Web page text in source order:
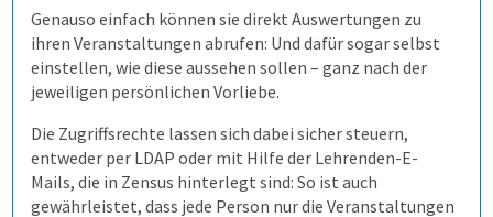
Formeln und Sonderzeichen
Die Blaupause
Eigene Bepunktungsregeln
Bequeme Onlineprüfungen
4. Auf Papier prüfen
Massenprüfungen bewältigen
Ergebnistabelle
Lösungen
360-Grad-Feedback
Patientenbefragung
Versorgungsqualität messen
1. Alle Befragungsarten
Bürgerumfragen
Befragungsart wählen
3. Daten erheben
Genauso einfach können sie direkt Auswertungen zu
ihren Veranstaltungen abrufen: Und dafür sogar selbst
einstellen, wie diese aussehen sollen – ganz nach der
jeweiligen persönlichen Vorliebe.
Die Zugriffsrechte lassen sich dabei sicher steuern,
entweder per LDAP oder mit Hilfe der Lehrenden-E-
Mails, die in Zensus hinterlegt sind: So ist auch
gewährleistet, dass jede Person nur die Veranstaltungen